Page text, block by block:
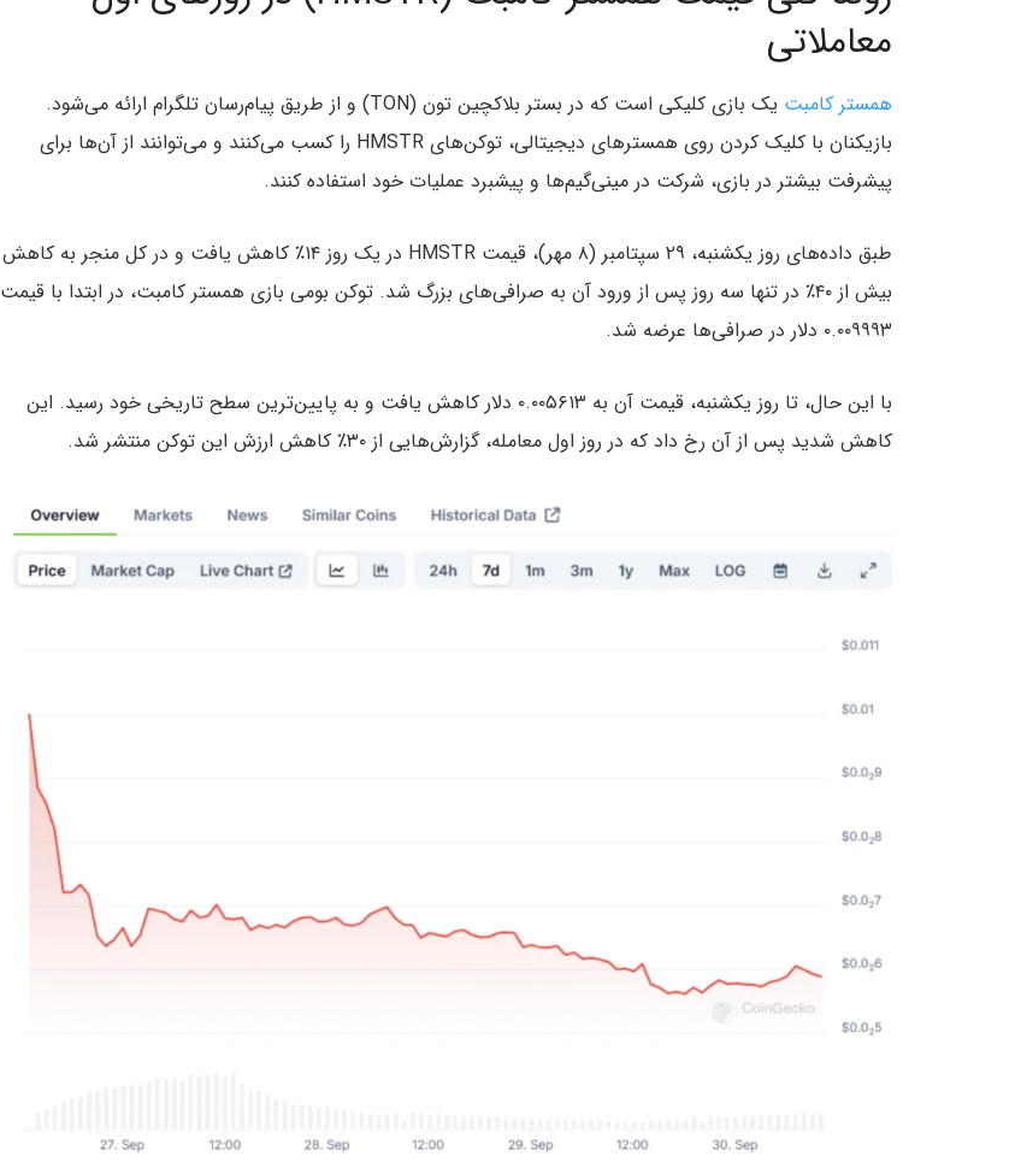
معاملاتی
همستر کامبت
یک بازی کلیکی است که در بستر بلاکچین تون (TON) و از طریق پیام‌رسان تلگرام ارائه می‌شود.
بازیکنان با کلیک کردن روی همسترهای دیجیتالی، توکن‌های HMSTR را کسب می‌کنند و می‌توانند از آن‌ها برای
پیشرفت بیشتر در بازی، شرکت در مینی‌گیم‌ها و پیشبرد عملیات خود استفاده کنند.
طبق داده‌های روز یکشنبه، ۲۹ سپتامبر (۸ مهر)، قیمت HMSTR در یک روز ۱۴٪ کاهش یافت و در کل منجر به کاهش
بیش از ۴۰٪ در تنها سه روز پس از ورود آن به صرافی‌های بزرگ شد. توکن بومی بازی همستر کامبت، در ابتدا با قیمت
۰.۰۰۹۹۹۳ دلار در صرافی‌ها عرضه شد.
با این حال، تا روز یکشنبه، قیمت آن به ۰.۰۰۵۶۱۳ دلار کاهش یافت و به پایین‌ترین سطح تاریخی خود رسید. این
کاهش شدید پس از آن رخ داد که در روز اول معامله، گزارش‌هایی از ۳۰٪ کاهش ارزش این توکن منتشر شد.